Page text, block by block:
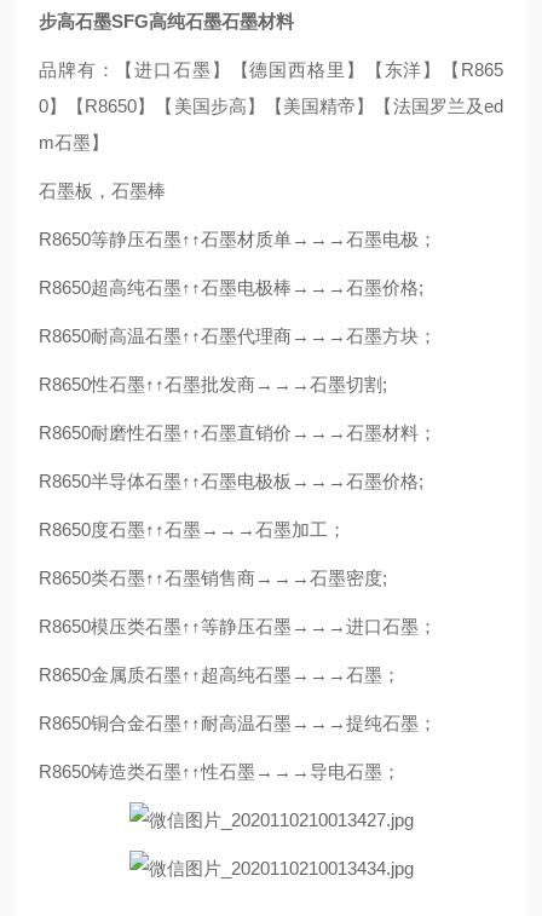
步高石墨SFG高纯石墨石墨材料
品牌有：【进口石墨】【德国西格里】【东洋】【R865
0】【R8650】【美国步高】【美国精帝】【法国罗兰及ed
m石墨】
石墨板，石墨棒
R8650等静压石墨↑↑石墨材质单→→→石墨电极；
R8650超高纯石墨↑↑石墨电极棒→→→石墨价格;
R8650耐高温石墨↑↑石墨代理商→→→石墨方块；
R8650性石墨↑↑石墨批发商→→→石墨切割;
R8650耐磨性石墨↑↑石墨直销价→→→石墨材料；
R8650半导体石墨↑↑石墨电极板→→→石墨价格;
R8650度石墨↑↑石墨→→→石墨加工；
R8650类石墨↑↑石墨销售商→→→石墨密度;
R8650模压类石墨↑↑等静压石墨→→→进口石墨；
R8650金属质石墨↑↑超高纯石墨→→→石墨；
R8650铜合金石墨↑↑耐高温石墨→→→提纯石墨；
R8650铸造类石墨↑↑性石墨→→→导电石墨；